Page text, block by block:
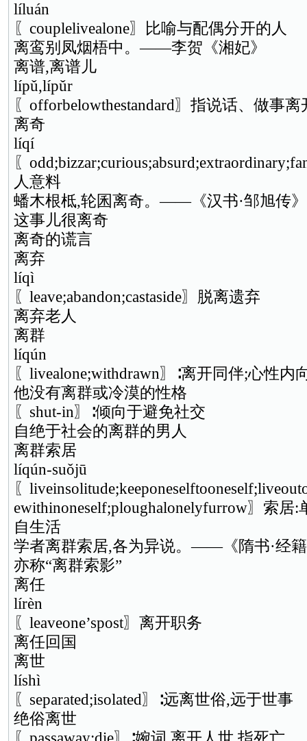
líluán
〖couplelivealone〗比喻与配偶分开的人
离鸾别凤烟梧中。——李贺《湘妃》
离谱,离谱儿
lípǔ,lípǔr
〖offorbelowthestandard〗指说话、做事
离奇
líqí
〖
人意料
蟠木根柢,轮囷离奇。——《汉书·邹旭传》
这事儿很离奇
离奇的谎言
离弃
líqì
〖leave;abandon;castaside〗脱离遗弃
离弃老人
离群
líqún
〖livealone;withdrawn〗∶离开同伴;心性内
他没有离群或冷漠的性格
〖shut-in〗∶倾向于避免社交
自绝于社会的离群的男人
离群索居
líqún-suǒjū
〖
ewithinoneself;ploughalonelyfurrow〗索居
自生活
学者离群索居,各为异说。——《隋书·经
亦称“离群索影”
离任
lírèn
〖leaveone’spost〗离开职务
离任回国
离世
líshì
〖separated;isolated〗∶远离世俗,远于世事
绝俗离世